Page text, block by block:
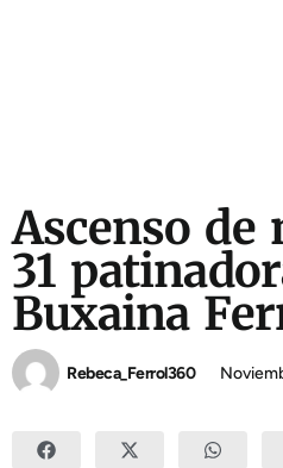
Ascenso de
31
Buxaina
Rebeca_Ferrol360